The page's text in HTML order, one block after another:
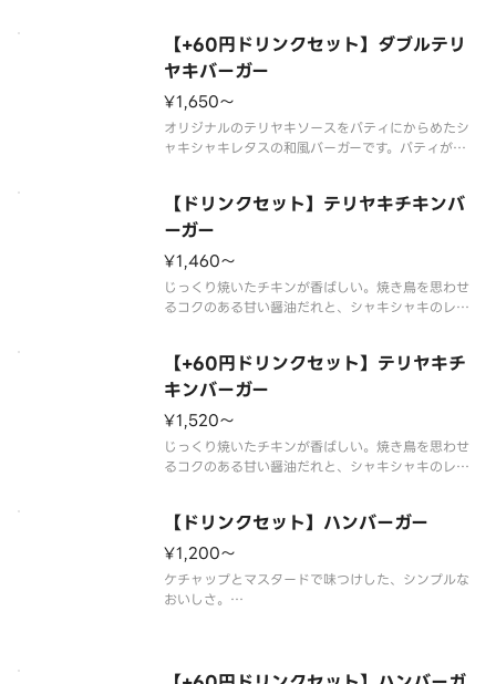
ホームページをご覧下さい。※食材の増減量・不使
用等のご要望にはお応えいたしか
【+60円ドリンクセット】ダブルテリ
ヤキバーガー
¥1,650〜
オリジナルのテリヤキソースをパティにからめたシ
ャキシャキレタスの和風バーガーです。パティがダ
ホームページをご覧下さい。※食材の増減量・不使
用等のご要望にはお応えいたしか
【ドリンクセット】テリヤキチキンバ
ーガー
¥1,460〜
じっくり焼いたチキンが香ばしい。焼き鳥を思わせ
るコクのある甘い醤油だれと、シャキシャキのレタ
てはモスバーガーのホームページをご覧下さい。
※一部の商品については扱っていない店舗もあり
【+60円ドリンクセット】テリヤキチ
キンバーガー
¥1,520〜
じっくり焼いたチキンが香ばしい。焼き鳥を思わせ
るコクのある甘い醤油だれと、シャキシャキのレタ
てはモスバーガーのホームページをご覧下さい。
※一部の商品については扱っていない店舗もあり
【ドリンクセット】ハンバーガー
¥1,200〜
ケチャップとマスタードで味つけした、シンプルな
おいしさ。
なる場合があります。